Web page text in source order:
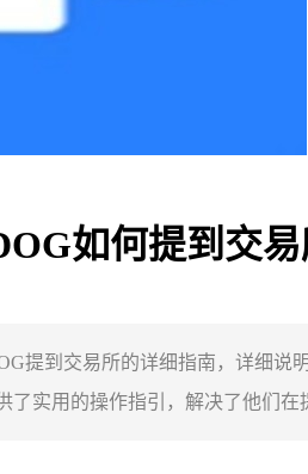
如何提到交
提到交易所的详细指南，详细
实用的操作指引，解决了他们